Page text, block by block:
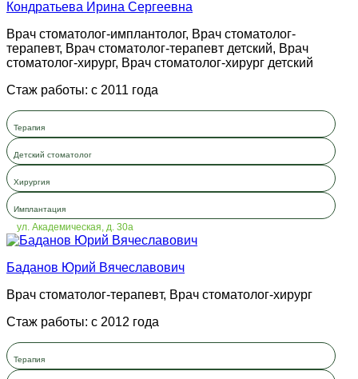
Кондратьева Ирина Сергеевна
Врач стоматолог-имплантолог, Врач стоматолог-
терапевт, Врач стоматолог-терапевт детский, Врач
стоматолог-хирург, Врач стоматолог-хирург детский
Стаж работы: с 2011 года
Терапия
Детский стоматолог
Хирургия
Имплантация
ул. Академическая, д. 30а
Баданов Юрий Вячеславович
Врач стоматолог-терапевт, Врач стоматолог-хирург
Стаж работы: с 2012 года
Терапия